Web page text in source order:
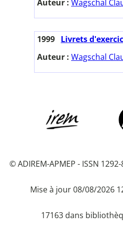
Auteur : Wagschal
1999 Livrets
Auteur : Wagschal
© ADIREM-APMEP - ISSN
Mise à jour 08/08/2026
17163 dans